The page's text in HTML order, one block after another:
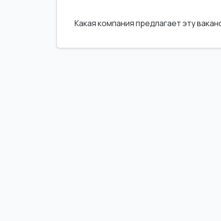
Какая компания предлагает эту